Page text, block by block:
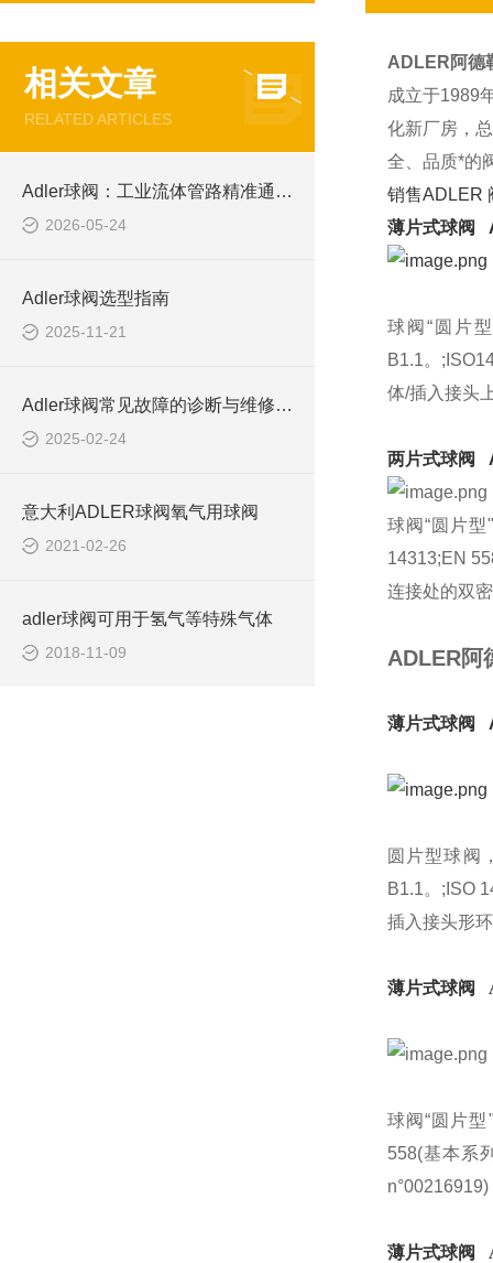
相关文章
RELATED ARTICLES
Adler球阀：工业流体管路精准通断控制的高档精密阀件
2026-05-24
Adler球阀选型指南
2025-11-21
Adler球阀常见故障的诊断与维修方法
2025-02-24
意大利ADLER球阀氧气用球阀
2021-02-26
adler球阀可用于氢气等特殊气体
2018-11-09
ADLER阿德
成立于1989
化新厂房，
全、品质*的
销售ADLER
薄片式球
球阀“圆片
B1.1。
体/插入接头
两片式球
球阀“圆片型
14313;EN
连接处的双
ADLER阿
薄片式球
圆片型球阀
B1.1。;ISO
插入接头形环
薄片式球阀
球阀“圆片
558(基本系
n°00216919)
薄片式球阀